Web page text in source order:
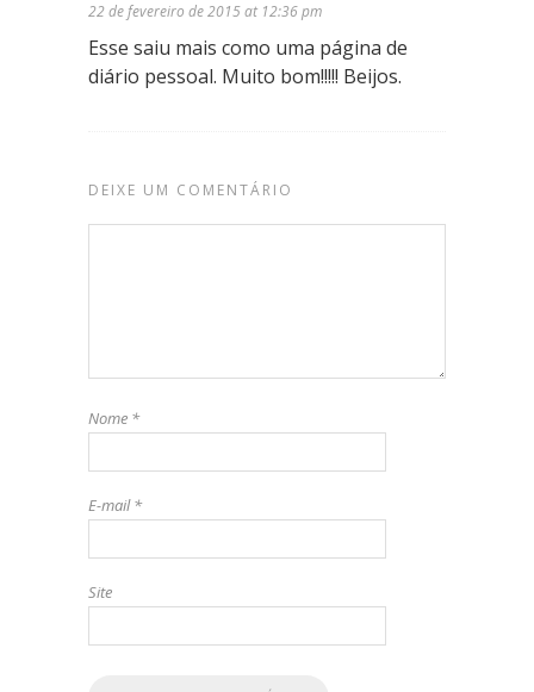
22 de fevereiro de 2015 at 12:36 pm
Esse saiu mais como uma página de
diário pessoal. Muito bom!!!!! Beijos.
DEIXE UM COMENTÁRIO
Nome *
E-mail*
Site